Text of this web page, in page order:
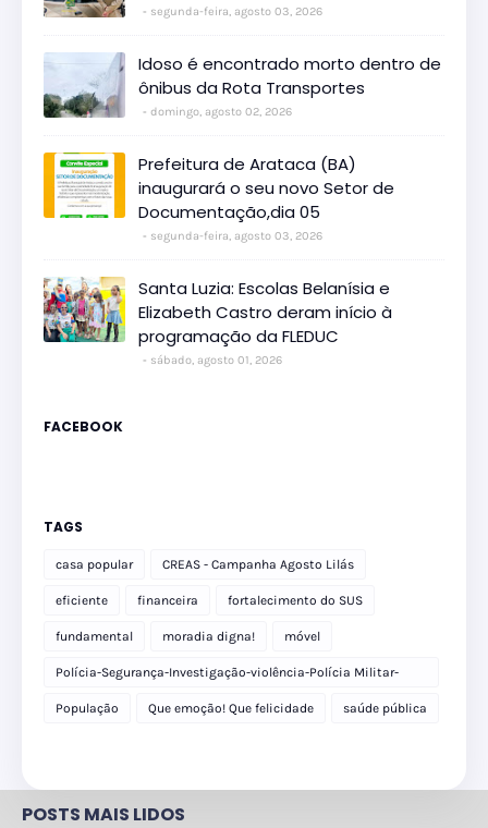
segunda-feira, agosto 03, 2026
Idoso é encontrado morto dentro de
ônibus da Rota Transportes
domingo, agosto 02, 2026
Prefeitura de Arataca (BA)
inaugurará o seu novo Setor de
Documentação,dia 05
segunda-feira, agosto 03, 2026
Santa Luzia: Escolas Belanísia e
Elizabeth Castro deram início à
programação da FLEDUC
sábado, agosto 01, 2026
FACEBOOK
TAGS
casa popular CREAS - Campanha Agosto Lilás
eficiente financeira fortalecimento do SUS
fundamental moradia digna! móvel
Polícia-Segurança-Investigação-violência-Polícia Militar-
delegacia
População Que emoção! Que felicidade saúde pública
POSTS MAIS LIDOS